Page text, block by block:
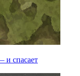
и спасает